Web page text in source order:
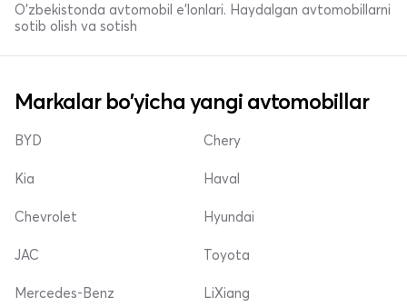
O'zbekistonda avtomobil e’lonlari. Haydalgan avtomobillarni
sotib olish va sotish
Markalar bo'yicha yangi avtomobillar
BYD
Kia
Chevrolet
Chery
Haval
Hyundai
JAC
Mercedes-Benz
Toyota
LiXiang